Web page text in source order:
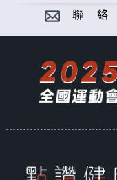
聯 絡